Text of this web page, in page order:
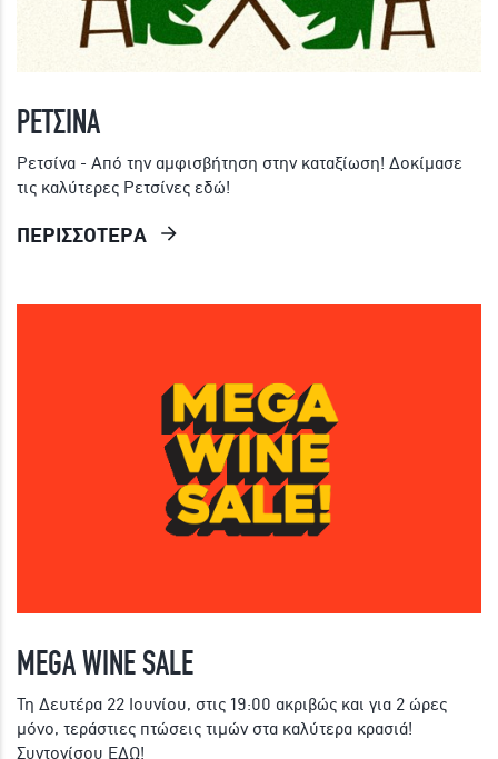
ΡΕΤΣΙΝΑ
Ρετσίνα - Από την αμφισβήτηση στην καταξίωση! Δοκίμασε
τις καλύτερες Ρετσίνες εδώ!
ΠΕΡΙΣΣΟΤΕΡΑ
MEGA WINE SALE
Τη Δευτέρα 22 Ιουνίου, στις 19:00 ακριβώς και για 2 ώρες
μόνο, τεράστιες πτώσεις τιμών στα καλύτερα κρασιά!
Συντονίσου ΕΔΩ!